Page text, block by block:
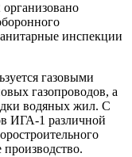
инспекции
газовыми
газопроводов, а
водяных жил. С
ИГА-1 различной